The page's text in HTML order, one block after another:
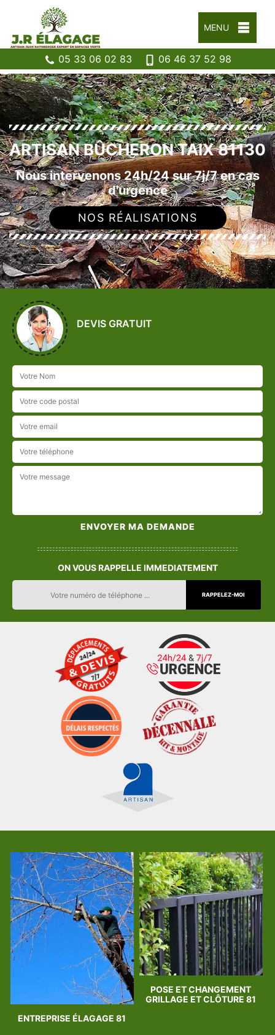
MENU
05 33 06 02 83 06 46 37 52 98
ARTISAN BÛCHERON TAIX 81130
Nous intervenons 24h/24 sur 7j/7 en cas
d'urgence
NOS RÉALISATIONS
DEVIS GRATUIT
ON VOUS RAPPELLE IMMEDIATEMENT
ENTREPRISE ÉLAGAGE 81
POSE ET CHANGEMENT
GRILLAGE ET CLÔTURE 81